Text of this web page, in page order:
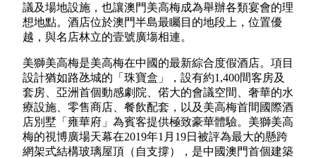
議及場地設施，也讓澳門美高梅成為舉辦各類宴會的理
想地點。酒店位於澳門半島最矚目的地段上，位置優
越，與名店林立的壹號廣塲相連。
美獅美高梅是美高梅在中國的最新綜合度假酒店。項目
設計猶如路氹城的「珠寶盒」，設有約1,400間客房及
套房、亞洲首個動感劇院、偌大的會議空間、奢華的水
療設施、零售商店、餐飲配套，以及美高梅首間國際酒
店別墅「雍華府」為賓客提供極致豪華體驗。美獅美高
梅的視博廣場天幕在2019年1月19日被評為最大的懸跨
網架式結構玻璃屋頂（自支撐），是中國澳門首個建築